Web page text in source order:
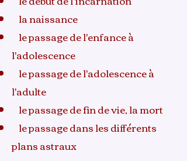
la naissance
le passage de l'enfance à
l'adolescence
le passage de l'adolescence à
l'adulte
le passage de fin de vie, la mort
le passage dans les différents
plans astraux